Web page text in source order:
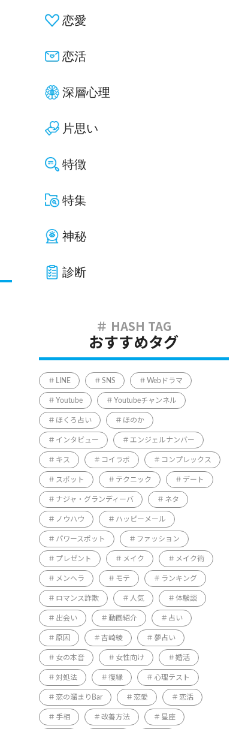
恋愛
恋活
深層心理
片思い
特徴
特集
神秘
診断
おすすめタグ
LINE SNS Webドラマ
Youtube Youtubeチャンネル
ほくろ占い ほのか
インタビュー エンジェルナンバー
キス コイラボ コンプレックス
スポット テクニック デート
ナジャ・グランディーバ ネタ
ノウハウ ハッピーメール
パワースポット ファッション
プレゼント メイク メイク術
メンヘラ モテ ランキング
ロマンス詐欺 人気 体験談
出会い 動画紹介 占い
原因 吉崎綾 夢占い
女の本音 女性向け 婚活
対処法 復縁 心理テスト
恋の溜まりBar 恋愛 恋活
手相 改善方法 星座